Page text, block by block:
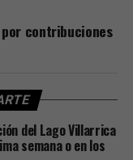
contribuciones
del Lago Villarrica
semana o en los